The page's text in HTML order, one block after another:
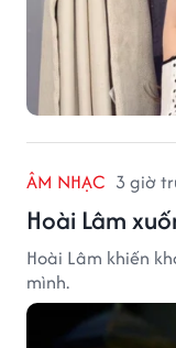
ÂM NHẠC 3 giờ
Hoài Lâm
Hoài Lâm khiến
mình.